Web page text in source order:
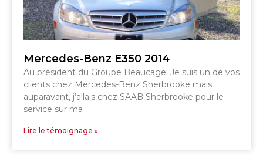
Mercedes-Benz E350 2014
Au président du Groupe Beaucage: Je suis un de vos
clients chez Mercedes-Benz Sherbrooke mais
auparavant, j’allais chez SAAB Sherbrooke pour le
service sur ma
Lire le témoignage »
SHERBROOKE
ST-HYACINTHE
GRANBY
VICTORIAVILLE
SHERBROOKE
GRANBY
MAGOG
ST-HYACINTHE